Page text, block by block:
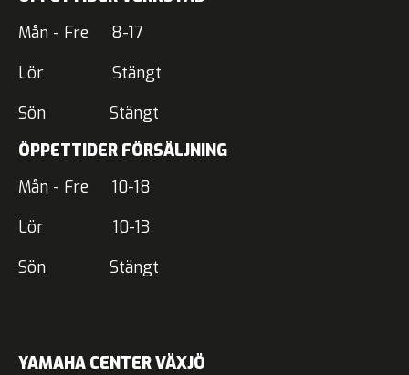
Mån - Fre 8-17
Lör Stängt
Sön Stängt
ÖPPETTIDER FÖRSÄLJNING
Mån - Fre 10-18
Lör 10-13
Sön Stängt
YAMAHA CENTER VÄXJÖ